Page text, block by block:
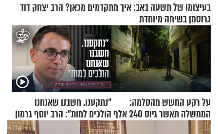
בעיצומו של תשעה באב: איך מתקדמים מכאן? הרב יצחק דוד
גרוסמן בשיחה מיוחדת
על רקע החשש מהסלמה:
הממשלה תאשר גיוס 240 אלף
אנשי מילואים
"נתקענו. חשבנו שאנחנו
הולכים למות": הרב יוסף גרמון
בריאיון מרתק